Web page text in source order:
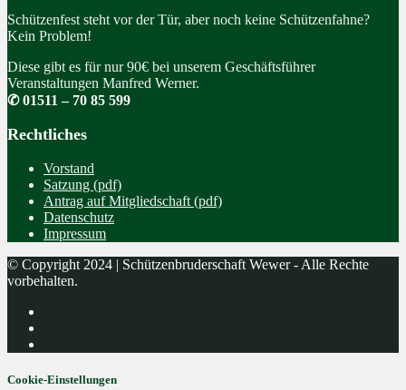
Schützenfest steht vor der Tür, aber noch keine Schützenfahne?
Kein Problem!
Diese gibt es für nur 90€ bei unserem Geschäftsführer
Veranstaltungen Manfred Werner.
✆ 01511 – 70 85 599
Rechtliches
Vorstand
Satzung (pdf)
Antrag auf Mitgliedschaft (pdf)
Datenschutz
Impressum
© Copyright 2024 | Schützenbruderschaft Wewer - Alle Rechte
vorbehalten.
Cookie-Einstellungen